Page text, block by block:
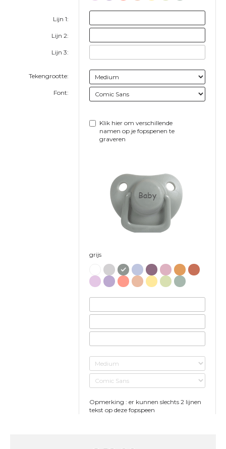
Lijn 1:
Lijn 2:
Lijn 3:
Tekengrootte:
Font:
Klik hier om verschillende
namen op je fopspenen te
graveren
Baby
grijs
Opmerking : er kunnen slechts 2 lijnen
tekst op deze fopspeen